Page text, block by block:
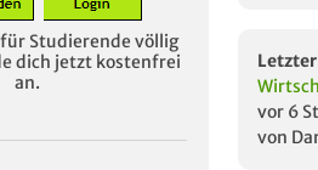
Studierende völlig
dich jetzt kostenfrei
an.
vor 6
von